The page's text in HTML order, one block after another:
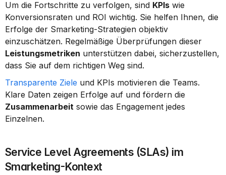
Um die Fortschritte zu verfolgen, sind KPIs wie
Konversionsraten und ROI wichtig. Sie helfen Ihnen, die
Erfolge der Smarketing-Strategien objektiv
Leistungsmetriken unterstützen dabei, sicherzustellen,
dass Sie auf dem richtigen Weg sind.
Transparente Ziele und KPIs motivieren die Teams.
Zusammenarbeit sowie das Engagement jedes
Einzelnen.
Service Level Agreements (SLAs) im
Smarketing-Kontext